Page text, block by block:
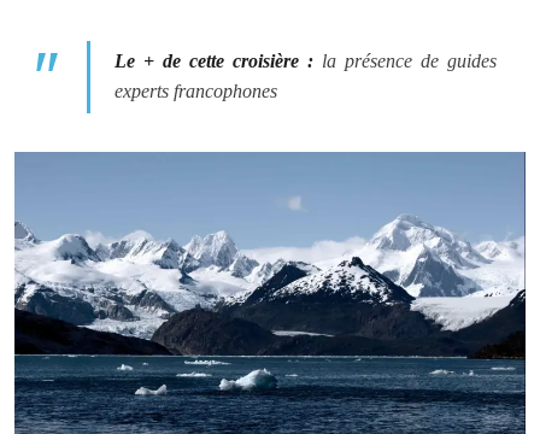
Le + de cette croisière : la présence de guides
experts francophones